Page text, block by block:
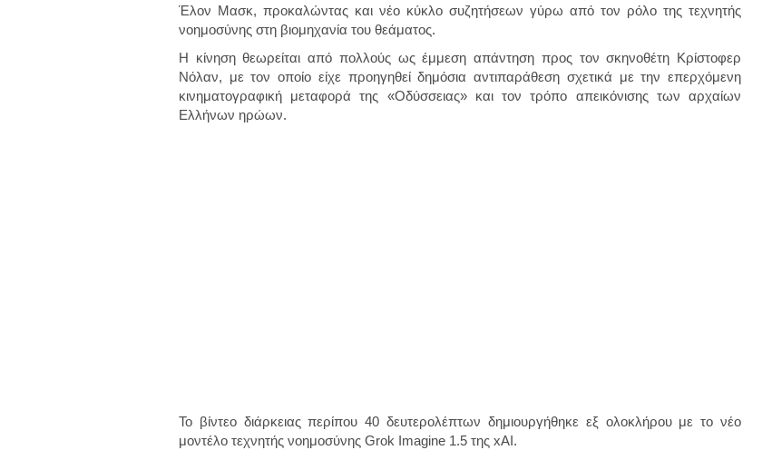
Έλον Μασκ, προκαλώντας και νέο κύκλο συζητήσεων γύρω από τον ρόλο της τεχνητής
νοημοσύνης στη βιομηχανία του θεάματος.
Η κίνηση θεωρείται από πολλούς ως έμμεση απάντηση προς τον σκηνοθέτη Κρίστοφερ
Νόλαν, με τον οποίο είχε προηγηθεί δημόσια αντιπαράθεση σχετικά με την επερχόμενη
κινηματογραφική μεταφορά της «Οδύσσειας» και τον τρόπο απεικόνισης των αρχαίων
Ελλήνων ηρώων.
Το βίντεο διάρκειας περίπου40 δευτερολέπτων δημιουργήθηκε εξ ολοκλήρου με το νέο
μοντέλο τεχνητής νοημοσύνης Grok Imagine 1.5 της xAI.